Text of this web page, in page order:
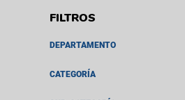
DEPARTAMENTO
Gatos
CATEGORÍA